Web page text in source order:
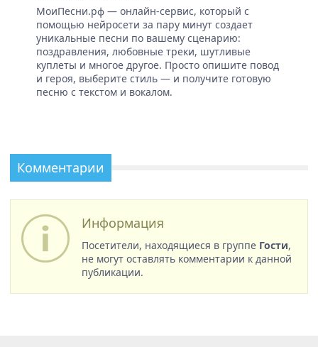
МоиПесни.рф — онлайн-сервис, который с
помощью нейросети за пару минут создает
уникальные песни по вашему сценарию:
поздравления, любовные треки, шутливые
куплеты и многое другое. Просто опишите повод
и героя, выберите стиль — и получите готовую
песню с текстом и вокалом.
Комментарии
Информация
Посетители, находящиеся в группе Гости,
не могут оставлять комментарии к данной
публикации.